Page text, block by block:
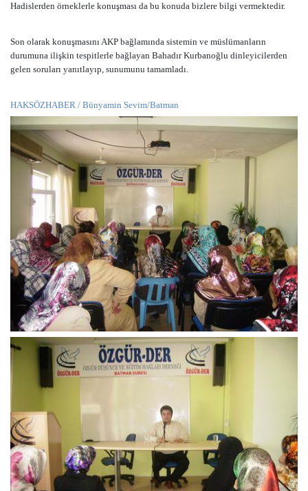
Hadislerden örneklerle konuşması da bu konuda bizlere bilgi vermektedir.
Son olarak konuşmasını AKP bağlamında sistemin ve müslümanların
durumuna ilişkin tespitlerle bağlayan Bahadır Kurbanoğlu dinleyicilerden
gelen soruları yanıtlayıp, sunumunu tamamladı.
HAKSÖZHABER / Bünyamin Sevim/Batman